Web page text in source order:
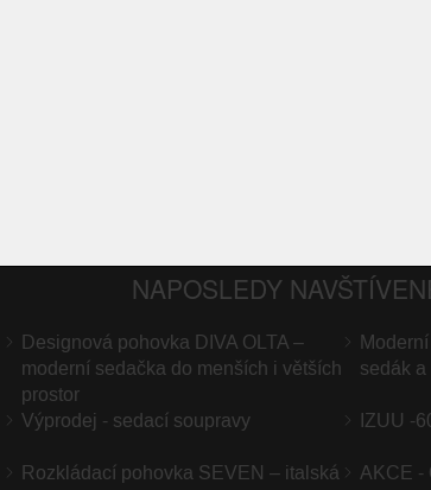
NAPOSLEDY
Designová pohovka DIVA OLTA –
moderní sedačka do menších i větších
prostor
sedák
Výprodej - sedací soupravy IZUU -
Rozkládací pohovka SEVEN – italská
AKCE -